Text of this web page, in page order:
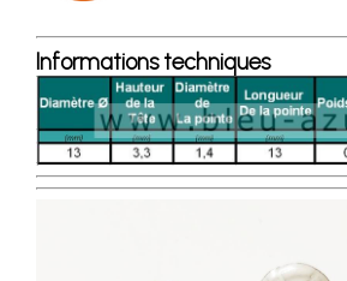
Informations techniques